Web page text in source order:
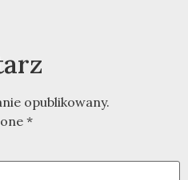
opublikowany.
*